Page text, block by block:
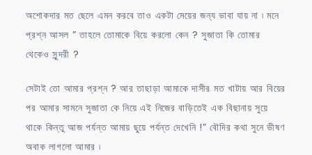
অশোকদার মত ছেলে এমন করবে তাও একটা মেয়ের জন্য ভাবা যায় না ৷ মনে
প্রশ্ন আসল ” তাহলে তোমাকে বিয়ে করলো কেন ? সুজাতা কি তোমার
থেকেও সুন্দরী ?
সেটাই তো আমার প্রশ্ন ? আর তাছাড়া আমাকে দাসীর মত খাটায় আর বিয়ের
পর আমার সামনে সুজাতা কে নিয়ে এই নিজের বাড়িতেই এক বিছানায় সুয়ে
থাকে কিন্তু আজ পর্যন্ত আমায় ছুয়ে পর্যন্ত দেখেনি !” বৌদির কথা সুনে ভীষণ
অবাক লাগলো আমার ৷